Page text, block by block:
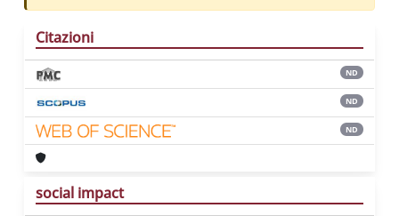
Citazioni
ND
ND
ND
social impact